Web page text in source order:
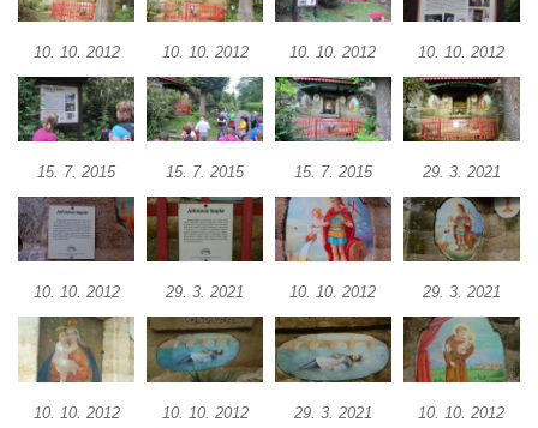
Kostel Nanebevzetí Panny Marie v
Úněticích
Kostel svatého Klementa v Levém Hradci
Kostel Wang (Karpacz – Bierutowice,
Polsko)
Skalní kaple Nejsvětější Trojice u Česká
Kamenice
Ohří
Evangelická modlitebna u autobusového
nádraží v Dubé
10. 10. 2012 10. 10. 2012 10. 10. 2012 10. 10. 2012
15. 7. 2015 15. 7. 2015 15. 7. 2015 29. 3. 2021
10. 10. 2012 29. 3. 2021 10. 10. 2012 29. 3. 2021
10. 10. 2012 10. 10. 2012 29. 3. 2021 10. 10. 2012